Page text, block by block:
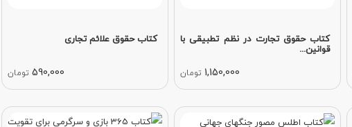
کتاب حقوق تجارت در نظم تطبیقی با
قوانین...
1,150,000 تومان
کتاب حقوق علائم تجاری
590,000 تومان